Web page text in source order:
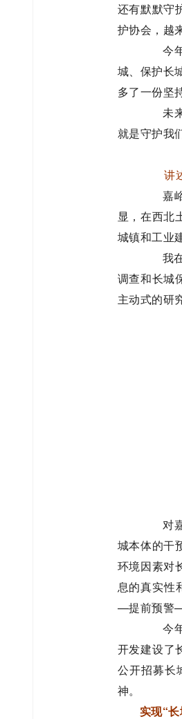
还有默默守
护协会，越
今年5
城、保护长
多了一份坚
未来
就是守护我
讲
嘉峪
显，在西北
城镇和工业
我在
调查和长城
主动式的研
对嘉
城本体的干
环境因素对
息的真实性
—提前预警—
今年
开发建设了
公开招募长
神。
实现“